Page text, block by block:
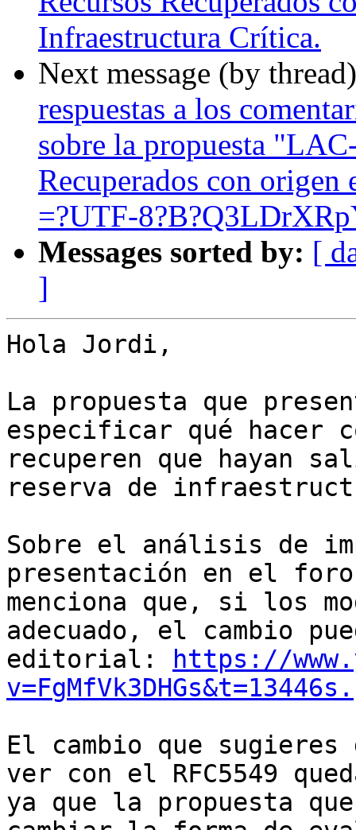
Infraestructura Crítica.
Next message (by
respuestas a los
sobre la propuesta
Recuperados con origen
=?UTF-
Messages sorted by: [
]
Hola Jordi,
La propuesta que
especificar qué hacer
recuperen que hayan
reserva de
Sobre el análisis de
presentación en el
menciona que, si los
adecuado, el cambio
editorial:
https://
v=FgMfVk3DHGs&t=13446s.
El cambio que
ver con el RFC5549
ya que la propuesta